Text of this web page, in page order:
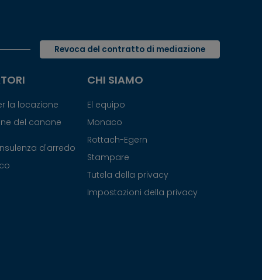
Revoca del contratto di mediazione
la locazione
del canone
d'arredo
CHI SIAMO
El equipo
Monaco
Rottach-Egern
Stampare
Tutela della privacy
Impostazioni della privacy